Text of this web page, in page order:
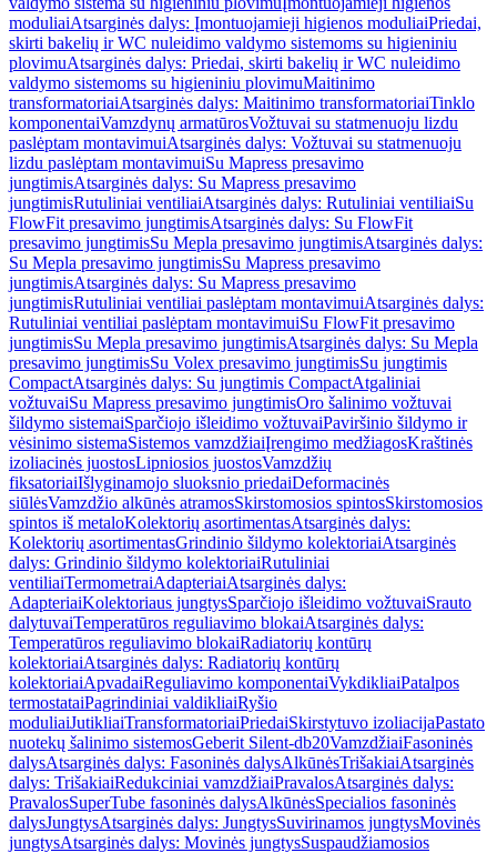
moduliaiAtsarginės dalys: Įmontuojamieji higienos moduliaiPriedai,
skirti bakelių ir WC nuleidimo valdymo sistemoms su higieniniu
plovimuAtsarginės dalys: Priedai, skirti bakelių ir WC nuleidimo
valdymo sistemoms su higieniniu plovimuMaitinimo
transformatoriaiAtsarginės dalys: Maitinimo transformatoriaiTinklo
komponentaiVamzdynų armatūrosVožtuvai su statmenuoju lizdu
paslėptam montavimuiAtsarginės dalys: Vožtuvai su statmenuoju
lizdu paslėptam montavimuiSu Mapress presavimo
jungtimisAtsarginės dalys: Su Mapress presavimo
jungtimisRutuliniai ventiliaiAtsarginės dalys: Rutuliniai ventiliaiSu
FlowFit presavimo jungtimisAtsarginės dalys: Su FlowFit
presavimo jungtimisSu Mepla presavimo jungtimisAtsarginės dalys:
Su Mepla presavimo jungtimisSu Mapress presavimo
jungtimisAtsarginės dalys: Su Mapress presavimo
jungtimisRutuliniai ventiliai paslėptam montavimuiAtsarginės dalys:
Rutuliniai ventiliai paslėptam montavimuiSu FlowFit presavimo
jungtimisSu Mepla presavimo jungtimisAtsarginės dalys: Su Mepla
presavimo jungtimisSu Volex presavimo jungtimisSu jungtimis
CompactAtsarginės dalys: Su jungtimis CompactAtgaliniai
vožtuvaiSu Mapress presavimo jungtimisOro šalinimo vožtuvai
šildymo sistemaiSparčiojo išleidimo vožtuvaiPaviršinio šildymo ir
vėsinimo sistemaSistemos vamzdžiaiĮrengimo medžiagosKraštinės
izoliacinės juostosLipniosios juostosVamzdžių
fiksatoriaiIšlyginamojo sluoksnio priedaiDeformacinės
siūlėsVamzdžio alkūnės atramosSkirstomosios spintosSkirstomosios
spintos iš metaloKolektorių asortimentasAtsarginės dalys:
Kolektorių asortimentasGrindinio šildymo kolektoriaiAtsarginės
dalys: Grindinio šildymo kolektoriaiRutuliniai
ventiliaiTermometraiAdapteriaiAtsarginės dalys:
AdapteriaiKolektoriaus jungtysSparčiojo išleidimo vožtuvaiSrauto
dalytuvaiTemperatūros reguliavimo blokaiAtsarginės dalys:
Temperatūros reguliavimo blokaiRadiatorių kontūrų
kolektoriaiAtsarginės dalys: Radiatorių kontūrų
kolektoriaiApvadaiReguliavimo komponentaiVykdikliaiPatalpos
termostataiPagrindiniai valdikliaiRyšio
moduliaiJutikliaiTransformatoriaiPriedaiSkirstytuvo izoliacijaPastato
nuotekų šalinimo sistemosGeberit Silent-db20VamzdžiaiFasoninės
dalysAtsarginės dalys: Fasoninės dalysAlkūnėsTrišakiaiAtsarginės
dalys: TrišakiaiRedukciniai vamzdžiaiPravalosAtsarginės dalys:
PravalosSuperTube fasoninės dalysAlkūnėsSpecialios fasoninės
dalysJungtysAtsarginės dalys: JungtysSuvirinamos jungtysMovinės
jungtysAtsarginės dalys: Movinės jungtysSuspaudžiamosios